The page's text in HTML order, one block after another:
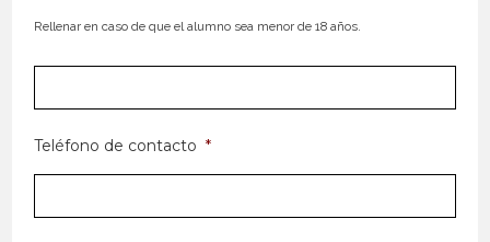
Rellenar en caso de que el alumno sea menor de 18 años.
Teléfono de contacto *